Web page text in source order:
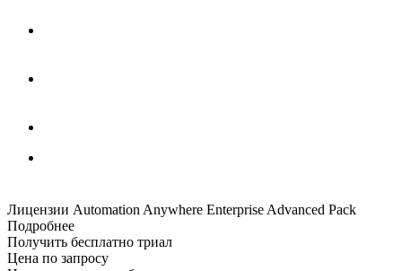
Лицензии Automation Anywhere Enterprise Advanced Pack
Подробнее
Получить бесплатно триал
Цена по запросу